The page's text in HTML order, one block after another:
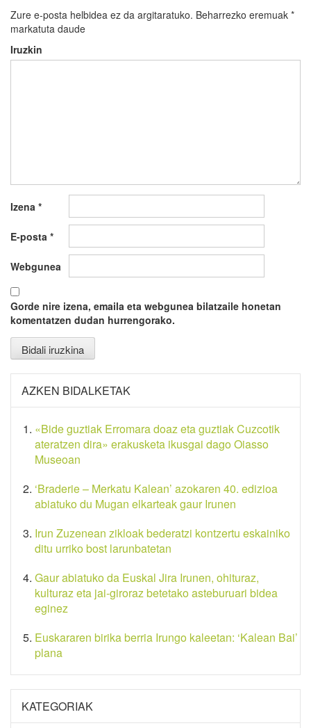
Zure e-posta helbidea ez da argitaratuko. Beharrezko eremuak *
markatuta daude
Iruzkin
Izena *
E-posta *
Webgunea
Gorde nire izena, emaila eta webgunea bilatzaile honetan
komentatzen dudan hurrengorako.
AZKEN BIDALKETAK
«Bide guztiak Erromara doaz eta guztiak Cuzcotik
ateratzen dira» erakusketa ikusgai dago Oiasso
Museoan
‘Braderie – Merkatu Kalean’ azokaren 40. edizioa
abiatuko du Mugan elkarteak gaur Irunen
Irun Zuzenean zikloak bederatzi kontzertu eskainiko
ditu urriko bost larunbatetan
Gaur abiatuko da Euskal Jira Irunen, ohituraz,
kulturaz eta jai-giroraz betetako asteburuari bidea
eginez
Euskararen birika berria Irungo kaleetan: ‘Kalean Bai’
plana
KATEGORIAK